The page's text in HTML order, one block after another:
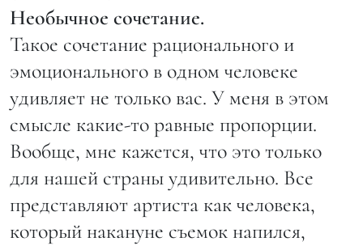
Необычное сочетание.
Такое сочетание рационального и
эмоционального в одном человеке
удивляет не только вас. У меня в этом
смысле какие-то равные пропорции.
Вообще, мне кажется, что это только
для нашей страны удивительно. Все
представляют артиста как человека,
который накануне съемок напился,